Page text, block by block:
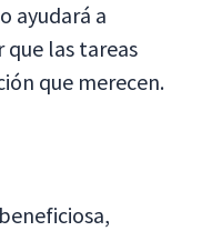
ayudará a
que las tareas
que merecen.